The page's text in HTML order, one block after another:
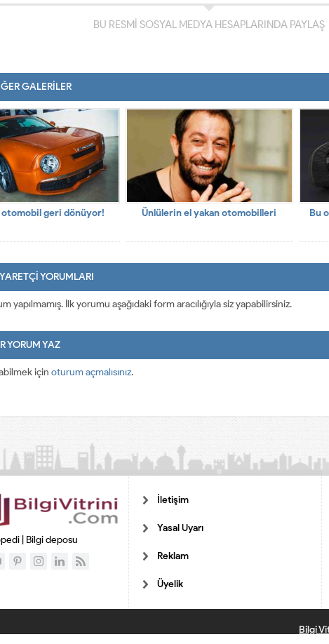
BU RESMİ SOSYAL MEDYA HESAPLARINDA PAYLAŞ
GALERİLER
otomobil geri dönüyor! Ünlülerin el yakan otomobilleri Bu
YORUMLARI
yapılmamış. İlk yorumu aşağıdaki form aracılığıyla siz yapabilirsiniz.
YORUM YAZ
için oturum açmalısınız.
| Bilgi deposu
İletişim
Yasal Uyarı
Reklam
Üyelik
Bilgi